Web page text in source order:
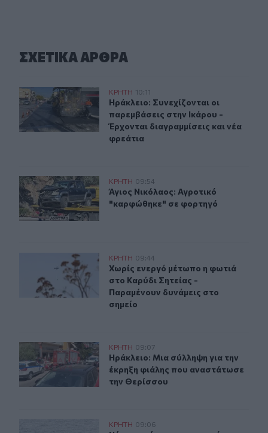
ΣΧΕΤΙΚA AΡΘΡΑ
Ηράκλειο: Συνεχίζονται οι παρεμβάσεις στην Ικάρου -
ΚΡΗΤΗ 10:11
Ηράκλειο: Συνεχίζονται οι
Ηράκλειο: Συνεχίζονται οι
παρεμβάσεις στην Ικάρου -
Έρχονται διαγραμμίσεις και νέα
φρεάτια
Άγιος Νικόλαος: Αγροτικό "καρφώθηκε" σε φορτηγό
ΚΡΗΤΗ 09:54
Άγιος Νικόλαος: Αγροτικό
Άγιος Νικόλαος: Αγροτικό
"καρφώθηκε" σε φορτηγό
Χωρίς ενεργό μέτωπο η φωτιά στο Καρύδι Σητείας -
ΚΡΗΤΗ 09:44
Χωρίς ενεργό μέτωπο η φωτιά στο
Χωρίς ενεργό μέτωπο η φωτιά
στο Καρύδι Σητείας -
Παραμένουν δυνάμεις στο
σημείο
Ηράκλειο: Μια σύλληψη για την έκρηξη φιάλης που
ΚΡΗΤΗ 09:07
Ηράκλειο: Μια σύλληψη για την
Ηράκλειο: Μια σύλληψη για την
έκρηξη φιάλης που αναστάτωσε
την Θερίσσου
Νέα επιχείρηση για μετανάστες ανοιχτά της Ιεράπετρας
ΚΡΗΤΗ 09:06